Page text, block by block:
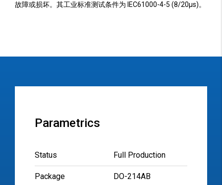
故障或损坏。其工业标准测试条件为 IEC61000-4-5 (8/20µs)。
Parametrics
Status Full Production
Package DO-214AB